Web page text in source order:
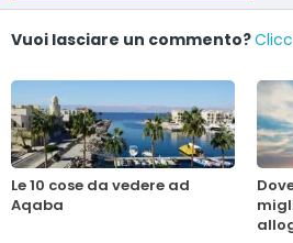
Vuoi lasciare un commento?
Le 10 cose da vedere ad
Aqaba